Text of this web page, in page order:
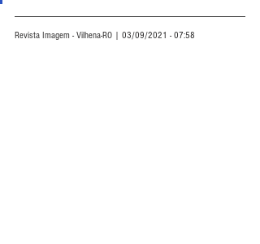
Revista Imagem - Vilhena-RO | 03/09/2021 - 07:58